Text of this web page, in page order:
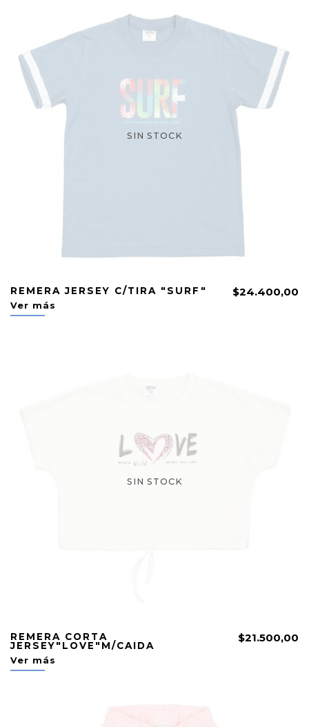
SIN STOCK
REMERA JERSEY C/TIRA "SURF" $24.400,00
Ver más
SIN STOCK
REMERA CORTA
JERSEY"LOVE"M/CAIDA
$21.500,00
Ver más